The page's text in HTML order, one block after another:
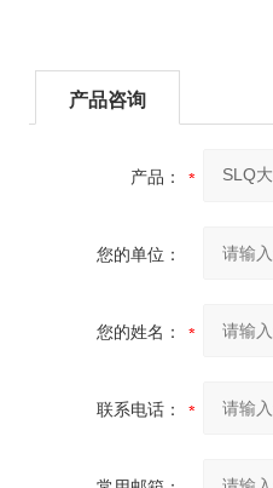
产品咨询
产品：
您的单位：
您的姓名：
联系电话：